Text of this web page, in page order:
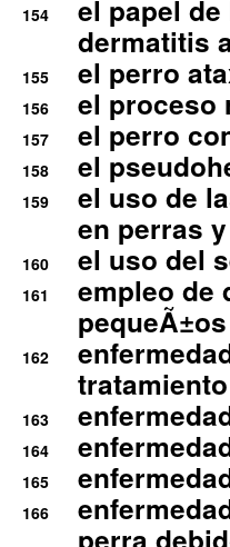
154
el papel
dermatitis
155 el perro
156 el proceso
157 el perro
158 el
159
el uso de
en perras
160 el uso del
161
empleo de
162
tratamiento
163
164
165
166
perra